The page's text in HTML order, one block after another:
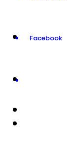
Facebook